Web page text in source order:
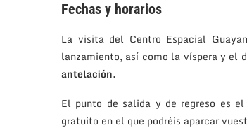
Fechas y horarios
La visita del Centro Espacial
lanzamiento, así como la víspera y el
antelación.
El punto de salida y de regreso es
gratuito en el que podréis aparcar